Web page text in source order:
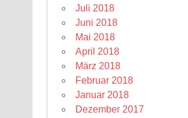
Juli 2018
Juni 2018
Mai 2018
April 2018
März 2018
Februar 2018
Januar 2018
Dezember 2017